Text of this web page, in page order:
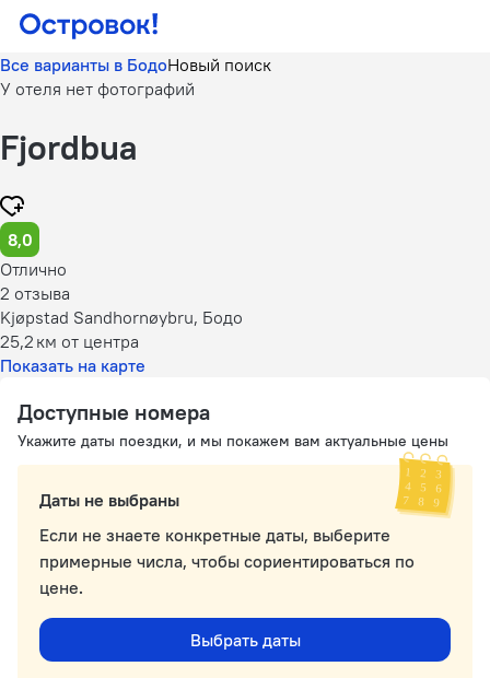
Все варианты в БодоНовый поиск
У отеля нет фотографий
Fjordbua
8,0
Отлично
2 отзыва
Kjøpstad Sandhornøybru, Бодо
25,2 км от центра
Показать на карте
Доступные номера
Укажите даты поездки, и мы покажем вам актуальные цены
Даты не выбраны
Если не знаете конкретные даты, выберите
примерные числа, чтобы сориентироваться по
цене.
Выбрать даты